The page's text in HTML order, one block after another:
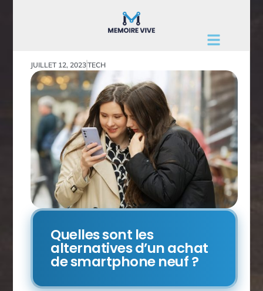
JUILLET 12, 2023TECH
Quelles sont les
alternatives d’un achat
de smartphone neuf ?